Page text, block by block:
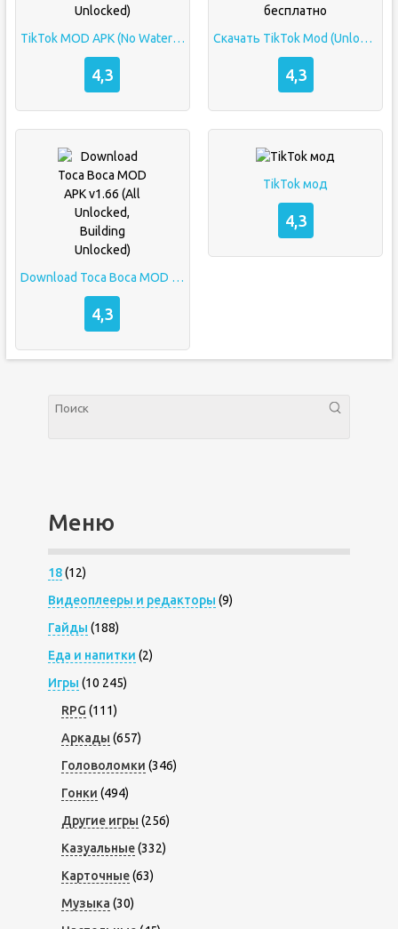
TikTok MOD APK (No Watermark / All-Region Unlocked)
4,3
Скачать TikTok Mod (Unlocked) на андроид бесплатно
4,3
Download Toca Boca MOD APK v1.66 (All Unlocked, Building Unlocked)
4,3
TikTok мод
4,3
Меню
18(12)
Видеоплееры и редакторы (9)
Гайды (188)
Еда и напитки (2)
Игры (10 245)
RPG (111)
Аркады (657)
Головоломки (346)
Гонки (494)
Другие игры (256)
Казуальные(332)
Карточные(63)
Музыка (30)